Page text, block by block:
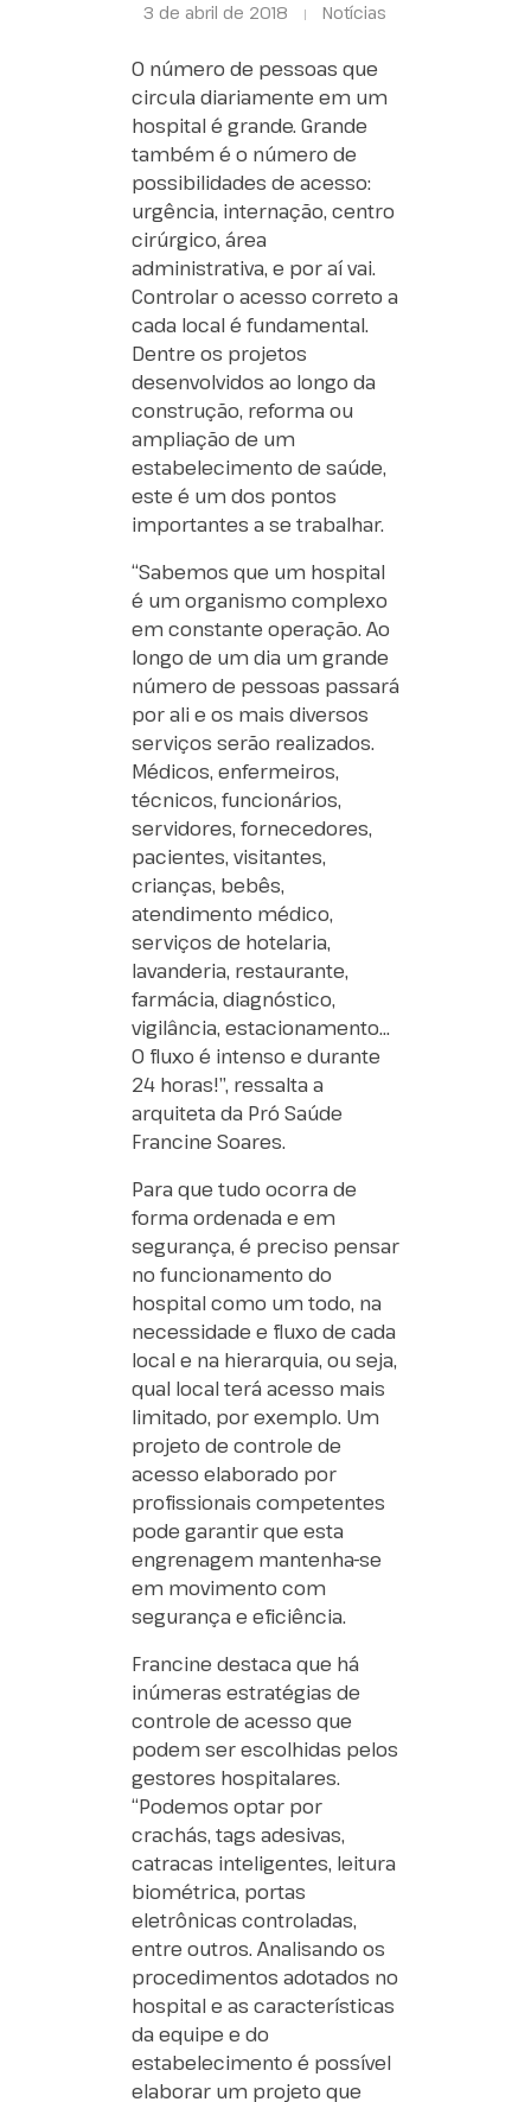
3 de abril de 2018 Notícias
O número de pessoas que
circula diariamente em um
hospital é grande. Grande
também é o número de
possibilidades de acesso:
urgência, internação, centro
cirúrgico, área
administrativa, e por aí vai.
Controlar o acesso correto a
cada local é fundamental.
Dentre os projetos
desenvolvidos ao longo da
construção, reforma ou
ampliação de um
estabelecimento de saúde,
este é um dos pontos
importantes a se trabalhar.
“Sabemos que um hospital
é um organismo complexo
em constante operação. Ao
longo de um dia um grande
número de pessoas passará
por ali e os mais diversos
serviços serão realizados.
Médicos, enfermeiros,
técnicos, funcionários,
servidores, fornecedores,
pacientes, visitantes,
crianças, bebês,
atendimento médico,
serviços de hotelaria,
lavanderia, restaurante,
farmácia, diagnóstico,
vigilância, estacionamento…
O fluxo é intenso e durante
24 horas!”, ressalta a
arquiteta da Pró Saúde
Francine Soares.
Para que tudo ocorra de
forma ordenada e em
segurança, é preciso pensar
no funcionamento do
hospital como um todo, na
necessidade e fluxo de cada
local e na hierarquia, ou seja,
qual local terá acesso mais
limitado, por exemplo. Um
projeto de controle de
acesso elaborado por
profissionais competentes
pode garantir que esta
engrenagem mantenha-se
em movimento com
segurança e eficiência.
Francine destaca que há
inúmeras estratégias de
controle de acesso que
podem ser escolhidas pelos
gestores hospitalares.
“Podemos optar por
crachás, tags adesivas,
catracas inteligentes, leitura
biométrica, portas
eletrônicas controladas,
entre outros. Analisando os
procedimentos adotados no
hospital e as características
da equipe e do
estabelecimento é possível
elaborar um projeto que